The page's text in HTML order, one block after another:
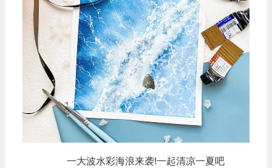
一大波水彩海浪来袭!一起清凉一夏吧